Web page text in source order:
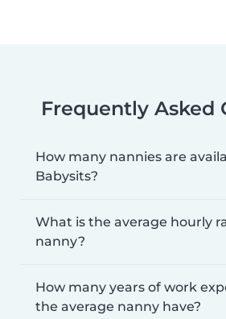
Frequently Asked
How many nannies are
Babysits?
What is the average hourly
nanny?
How many years of work
the average nanny have?